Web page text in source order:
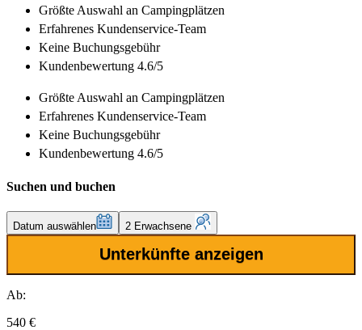
Größte Auswahl an Campingplätzen
Erfahrenes Kundenservice-Team
Keine Buchungsgebühr
Kundenbewertung 4.6/5
Größte Auswahl an Campingplätzen
Erfahrenes Kundenservice-Team
Keine Buchungsgebühr
Kundenbewertung 4.6/5
Suchen und buchen
Datum auswählen 2 Erwachsene
Unterkünfte anzeigen
Ab:
540 €